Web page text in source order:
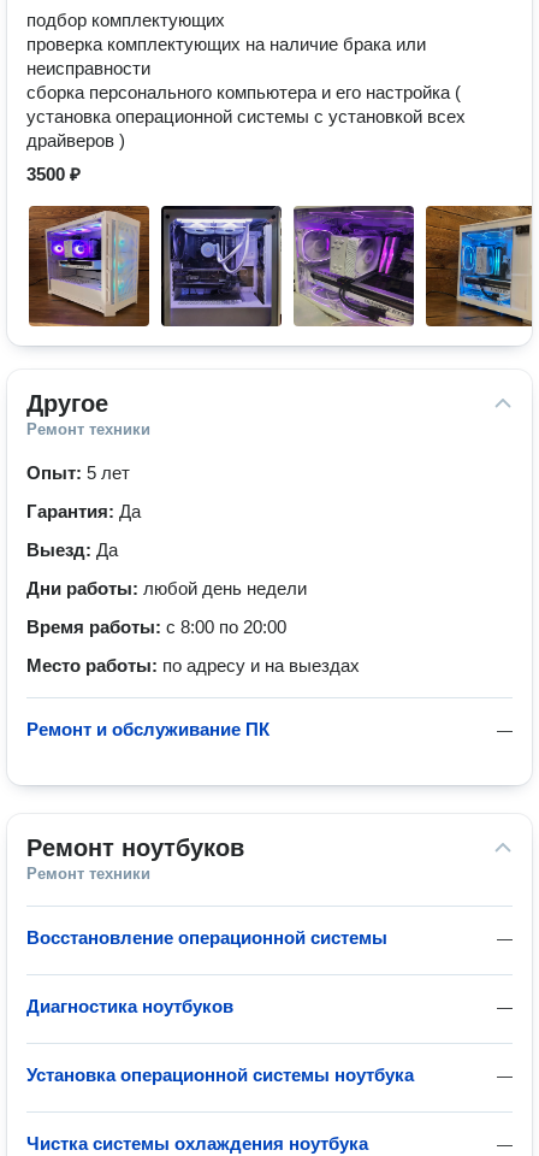
подбор комплектующих
проверка комплектующих на наличие брака или
неисправности
сборка персонального компьютера и его настройка (
установка операционной системы с установкой всех
драйверов )
3500 ₽
Другое
Ремонт техники
Опыт: 5 лет
Гарантия: Да
Выезд: Да
Дни работы: любой день недели
Время работы: с 8:00 по 20:00
Место работы: по адресу и на выездах
—
Ремонт и обслуживание ПК
Ремонт ноутбуков
Ремонт техники
—
Восстановление операционной системы
—
Диагностика ноутбуков
—
Установка операционной системы ноутбука
—
Чистка системы охлаждения ноутбука